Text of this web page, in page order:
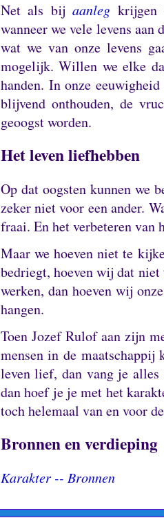
Net als bijaanleg krijgen
wanneer we vele levens
wat we van onze levens
mogelijk.Willen we elke
handen. In onze
blijvend onthouden, de
geoogst worden.
Het leven liefhebben
Op dat oogsten kunnen we
zeker niet voor een ander.
fraai. En het verbeteren van
Maar we hoeven niet te
bedriegt, hoeven wij dat
werken, dan hoeven wij
hangen.
Toen Jozef Rulof aan zijn
mensen in de maatschappij
leven lief, dan vang je
dan hoef je je met het
toch helemaal van en voor
Bronnen en verdieping
Karakter -- Bronnen